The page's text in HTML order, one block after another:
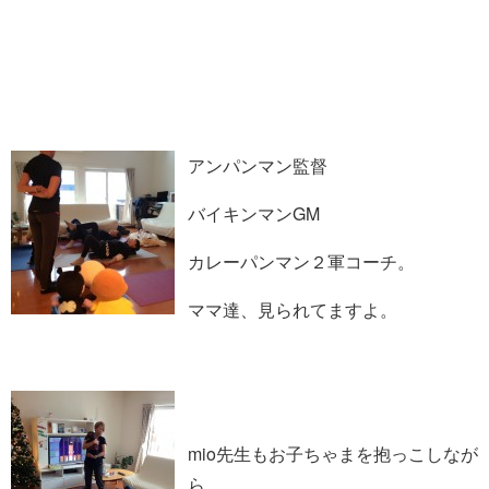
アンパンマン監督
バイキンマンGM
カレーパンマン２軍コーチ。
ママ達、見られてますよ。
mio先生もお子ちゃまを抱っこしなが